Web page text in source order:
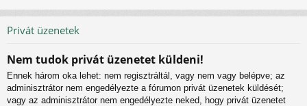
Privát üzenetek
Nem tudok privát üzenetet küldeni!
Ennek három oka lehet: nem regisztráltál, vagy nem vagy belépve; az
adminisztrátor nem engedélyezte a fórumon privát üzenetek küldését;
vagy az adminisztrátor nem engedélyezte neked, hogy privát üzenetet